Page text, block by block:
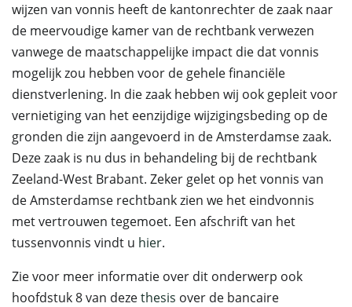
wijzen van vonnis heeft de kantonrechter de zaak naar
de meervoudige kamer van de rechtbank verwezen
vanwege de maatschappelijke impact die dat vonnis
mogelijk zou hebben voor de gehele financiële
dienstverlening. In die zaak hebben wij ook gepleit voor
vernietiging van het eenzijdige wijzigingsbeding op de
gronden die zijn aangevoerd in de Amsterdamse zaak.
Deze zaak is nu dus in behandeling bij de rechtbank
Zeeland-West Brabant. Zeker gelet op het vonnis van
de Amsterdamse rechtbank zien we het eindvonnis
met vertrouwen tegemoet. Een afschrift van het
tussenvonnis vindt u hier.
Zie voor meer informatie over dit onderwerp ook
hoofdstuk 8 van dezethesis over de bancaire